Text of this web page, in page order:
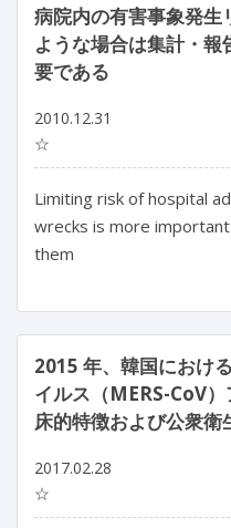
病院内の有害事象発生
ような場合は集計・
要である
2010.12.31
☆
Limiting risk of hospital
wrecks is more
them
2015 年、韓国におけ
イルス（MERS-CoV
床的特徴および公衆
2017.02.28
☆